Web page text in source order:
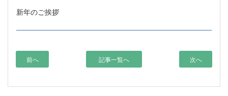
新年のご挨拶
前へ 記事一覧へ 次へ